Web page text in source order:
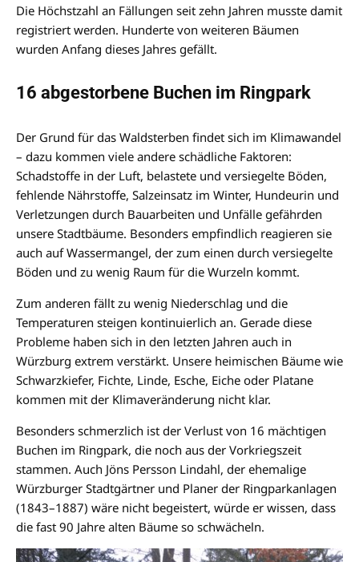
Die Höchstzahl an Fällungen seit zehn Jahren musste damit
registriert werden. Hunderte von weiteren Bäumen
wurden Anfang dieses Jahres gefällt.
16 abgestorbene Buchen im Ringpark
Der Grund für das Waldsterben findet sich im Klimawandel
– dazu kommen viele andere schädliche Faktoren:
Schadstoffe in der Luft, belastete und versiegelte Böden,
fehlende Nährstoffe, Salzeinsatz im Winter, Hundeurin und
Verletzungen durch Bauarbeiten und Unfälle gefährden
unsere Stadtbäume. Besonders empfindlich reagieren sie
auch auf Wassermangel, der zum einen durch versiegelte
Böden und zu wenig Raum für die Wurzeln kommt.
Zum anderen fällt zu wenig Niederschlag und die
Temperaturen steigen kontinuierlich an. Gerade diese
Probleme haben sich in den letzten Jahren auch in
Würzburg extrem verstärkt. Unsere heimischen Bäume wie
Schwarzkiefer, Fichte, Linde, Esche, Eiche oder Platane
kommen mit der Klimaveränderung nicht klar.
Besonders schmerzlich ist der Verlust von 16 mächtigen
Buchen im Ringpark, die noch aus der Vorkriegszeit
stammen. Auch Jöns Persson Lindahl, der ehemalige
Würzburger Stadtgärtner und Planer der Ringparkanlagen
(1843–1887) wäre nicht begeistert, würde er wissen, dass
die fast 90 Jahre alten Bäume so schwächeln.